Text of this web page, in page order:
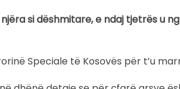
si dëshmitare, e ndaj tjetrës u
Speciale të Kosovës për t’u